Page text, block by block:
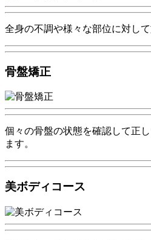
全身の不調や様々な部位に対して
骨盤矯正
個々の骨盤の状態を確認して正
ます。
美ボディコース